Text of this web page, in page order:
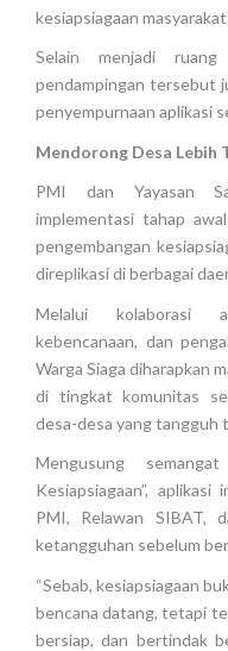
kesiapsiagaan masyarakat.
Selain menjadi ruang
pendampingan tersebut
penyempurnaan aplikasi
Mendorong Desa Lebih
PMI dan Yayasan
implementasi tahap
pengembangan
direplikasi di berbagai
Melalui kolaborasi
kebencanaan, dan
Warga Siaga diharapkan
di tingkat komunitas
desa-desa yang tangguh
Mengusung
Kesiapsiagaan”,
PMI, Relawan SIBAT,
ketangguhan sebelum
“Sebab, kesiapsiagaan
bencana datang, tetapi
bersiap, dan bertindak